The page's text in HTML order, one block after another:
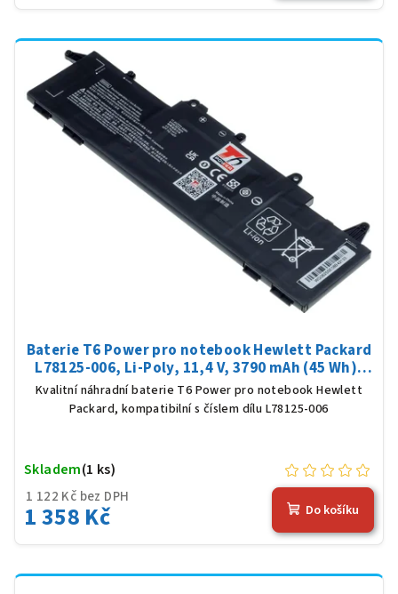
Baterie T6 Power pro notebook Hewlett Packard
L78125-006, Li-Poly, 11,4 V, 3790 mAh (45 Wh),
černá
Kvalitní náhradní baterie T6 Power pro notebook Hewlett
Packard, kompatibilní s číslem dílu L78125-006
1 122 Kč bez DPH
1 358 Kč
Skladem(1 ks)
Do košíku